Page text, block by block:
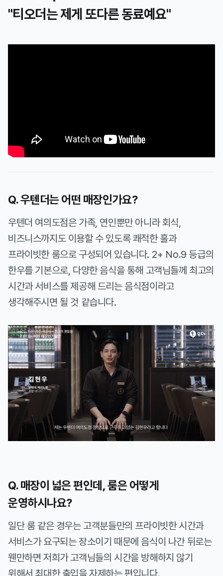
"티오더는 제게 또다른 동료예요"
Q. 우텐더는 어떤 매장인가요?
우텐더 여의도점은 가족, 연인뿐만 아니라 회식,
비즈니스까지도 이용할 수 있도록 쾌적한 홀과
프라이빗한 룸으로 구성되어 있습니다. 2+ No.9 등급의
한우를 기본으로, 다양한 음식을 통해 고객님들께 최고의
시간과 서비스를 제공해 드리는 음식점이라고
생각해주시면 될 것 같습니다.
Q. 매장이 넓은 편인데, 룸은 어떻게
운영하시나요?
일단 룸 같은 경우는 고객분들만의 프라이빗한 시간과
서비스가 요구되는 장소이기 때문에 음식이 나간 뒤로는
웬만하면 저희가 고객님들의 시간을 방해하지 않기
위해서 최대한 출입을 자제하는 편입니다.